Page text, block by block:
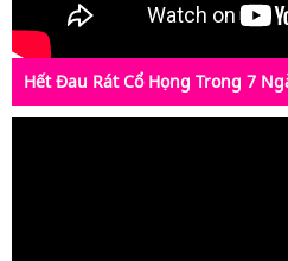
Hết Đau Rát Cổ Họng Trong 7